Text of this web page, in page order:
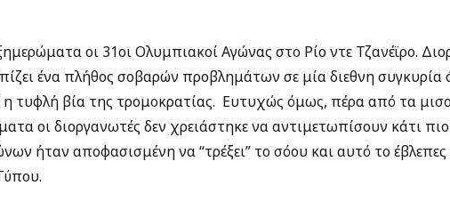
οι 31οι Ολυμπιακοί Αγώνας στο Ρίο ντε Τζανέϊρο.
ένα πλήθος σοβαρών προβλημάτων σε μία διεθνη συγκυρία
τυφλή βία της τρομοκρατίας. Ευτυχώς όμως, πέρα από τα
οι διοργανωτές δεν χρειάστηκε να αντιμετωπίσουν κάτι
ήταν αποφασισμένη να “τρέξει” το σόου και αυτό το έβλεπες